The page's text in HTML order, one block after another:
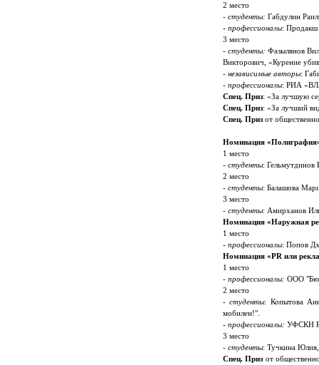
2 место
- студенты: Габдулин
- профессионалы: Продакш
3 место
- студенты: Фазылянов
Викторович, «Курение
- независимые авторы:
- профессионалы: РИА
Спец. Приз: «За лучшую
Спец. Приз: «За лучший
Спец. Призот
Номинация
1 место
- студенты:
2 место
- студенты: Балашова
3 место
- студенты: Амирханов
Номинация «Наружная
1 место
- профессионалы: Попов
Номинация «PR или
1 место
- профессионалы: ООО
2 место
- студенты: Копытова
мобилен!".
- профессионалы: УФСКН
3 место
- студенты: Тучкина
Спец. Призот